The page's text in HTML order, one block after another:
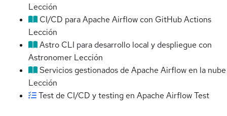
Lección
CI/CD para Apache Airflow con GitHub Actions
Lección
Astro CLI para desarrollo local y despliegue con
Astronomer Lección
Servicios gestionados de Apache Airflow en la nube
Lección
Test de CI/CD y testing en Apache AirflowTest